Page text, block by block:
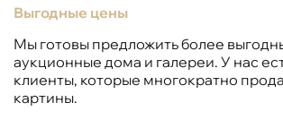
Выгодные цены
Мы готовы предложить более
аукционные дома и галереи. У нас
клиенты, которые многократно
картины.